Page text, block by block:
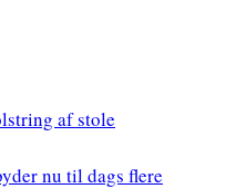
af stole
nu til dags flere